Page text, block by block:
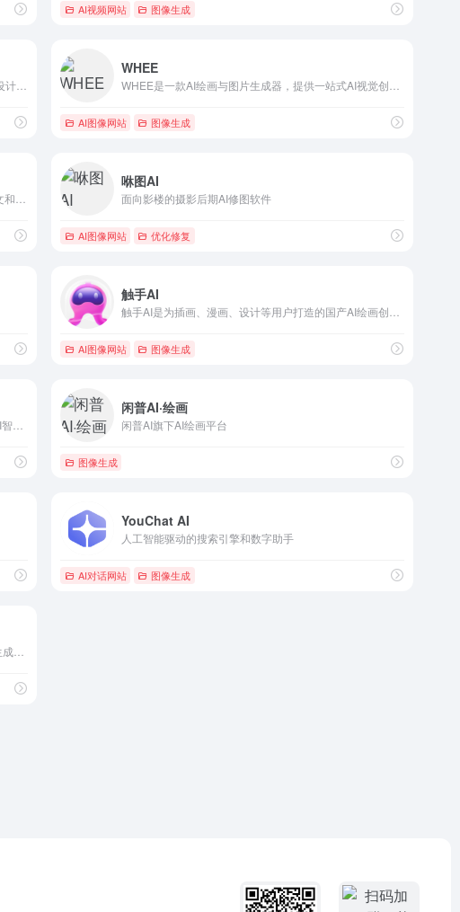
AI视频网站 图像生成
Collov AI是一款利用人工智能技术来加速和优化家居设计过程的工具。
WHEE
AI图像网站 图像生成
咻图AI
面向影楼的摄影后期AI修图软件
AI图像网站 优化修复
触手AI
AI图像网站 图像生成
万彩AI是一款强大的AI内容创作工具合集，除了提供AI智能写作支持之外，还集成了AI换脸、照片数字人制作和AI短视频制作等强大的AI生成内容功能，进一步扩展了AI的创作领域，使您的创作具有无限可能
闲普AI·绘画
闲普AI旗下AI绘画平台
图像生成
YouChat AI
人工智能驱动的搜索引擎和数字助手
AI对话网站 图像生成
一款人工智能LOGO神器，使用自然语言指令高效地生成徽标。